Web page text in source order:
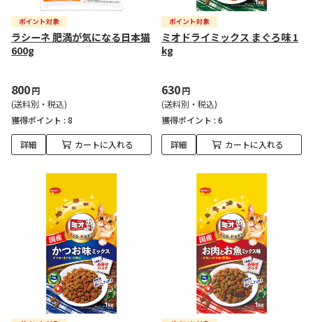
ラシーネ 肥満が気になる日本猫
600g
800円
(送料別・税込)
獲得ポイント : 8
詳細 カートに入れる
ミオドライミックス まぐろ味 1
kg
630円
(送料別・税込)
獲得ポイント : 6
詳細 カートに入れる